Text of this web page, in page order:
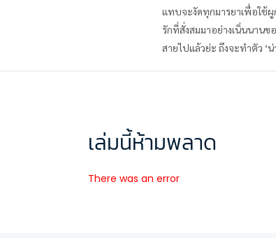
แทบจะงัดทุกมารยาเพื่อใช้ผู
รักที่สั่งสมมาอย่างเนิ่นนานขอ
สายไปแล้วย่ะ ถึงจะทำตัว ‘
เล่มนี้ห้ามพลาด
There was an error